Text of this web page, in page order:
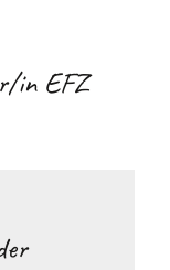
in EFZ